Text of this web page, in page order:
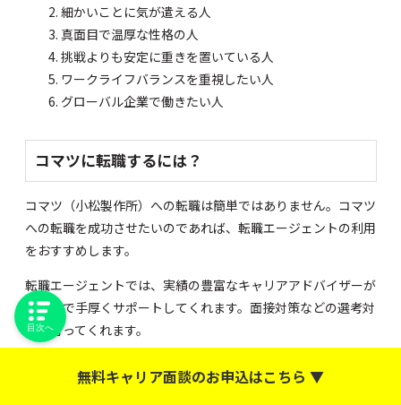
無料キャリア面談のお申込はこちら ▼
細かいことに気が遣える人
真面目で温厚な性格の人
挑戦よりも安定に重きを置いている人
ワークライフバランスを重視したい人
グローバル企業で働きたい人
コマツに転職するには？
コマツ（小松製作所）への転職は簡単ではありません。コマツ
への転職を成功させたいのであれば、転職エージェントの利用
をおすすめします。
転職エージェントでは、実績の豊富なキャリアアドバイザーが
内定まで手厚くサポートしてくれます。面接対策などの選考対
策も行ってくれます。
可能です。あなたの希望に合った求人が低倍率で見つかること
目次へ